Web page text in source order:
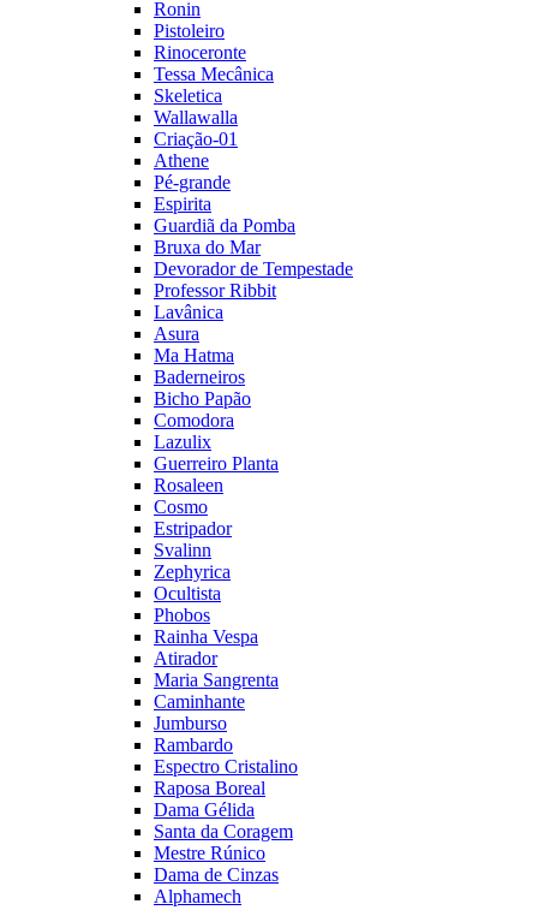
Ronin
Pistoleiro
Rinoceronte
Tessa Mecânica
Skeletica
Wallawalla
Criação-01
Athene
Pé-grande
Espirita
Guardiã da Pomba
Bruxa do Mar
Devorador de Tempestade
Professor Ribbit
Lavânica
Asura
Ma Hatma
Baderneiros
Bicho Papão
Comodora
Lazulix
Guerreiro Planta
Rosaleen
Cosmo
Estripador
Svalinn
Zephyrica
Ocultista
Phobos
Rainha Vespa
Atirador
Maria Sangrenta
Caminhante
Jumburso
Rambardo
Espectro Cristalino
Raposa Boreal
Dama Gélida
Santa da Coragem
Mestre Rúnico
Dama de Cinzas
Alphamech